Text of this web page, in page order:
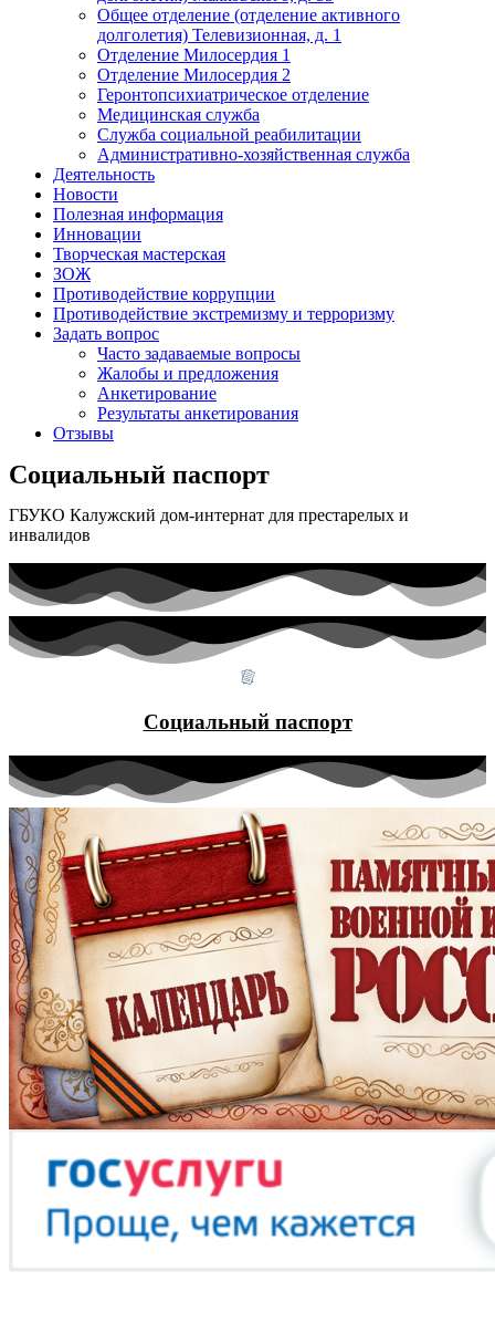
Общее отделение (отделение активного
долголетия) Телевизионная, д. 1
Отделение Милосердия 1
Отделение Милосердия 2
Геронтопсихиатрическое отделение
Медицинская служба
Служба социальной реабилитации
Административно-хозяйственная служба
Деятельность
Новости
Полезная информация
Инновации
Творческая мастерская
ЗОЖ
Противодействие коррупции
Противодействие экстремизму и терроризму
Задать вопрос
Часто задаваемые вопросы
Жалобы и предложения
Анкетирование
Результаты анкетирования
Отзывы
Социальный паспорт
ГБУКО Калужский дом-интернат для престарелых и
инвалидов
Социальный паспорт